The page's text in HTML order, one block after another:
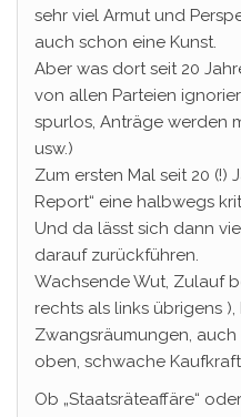
sehr viel Armut und
auch schon eine Kunst.
Aber was dort seit 20
von allen Parteien
spurlos, Anträge werden
usw.)
Zum ersten Mal seit 20 (!)
Report“ eine halbwegs
Und da lässt sich dann
darauf zurückführen.
Wachsende Wut, Zulauf
rechts als links übrigens ),
Zwangsräumungen,
oben, schwache
Ob „Staatsräteaffäre“